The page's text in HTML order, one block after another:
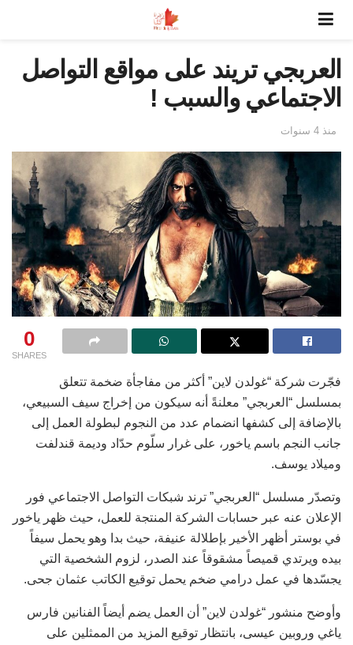
العربجي تريند على مواقع التواصل
الاجتماعي والسبب !
منذ 4 سنوات
0
SHARES
فجّرت شركة “غولدن لاين” أكثر من مفاجأة ضخمة تتعلق
بمسلسل “العربجي” معلنةً أنه سيكون من إخراج سيف السبيعي،
بالإضافة إلى كشفها انضمام عدد من النجوم لبطولة العمل إلى
جانب النجم باسم ياخور، على غرار سلّوم حدّاد وديمة قندلفت
وميلاد يوسف.
وتصدّر مسلسل “العربجي” ترند شبكات التواصل الاجتماعي فور
الإعلان عنه عبر حسابات الشركة المنتجة للعمل، حيث ظهر ياخور
في بوستر أظهر الأخير بإطلالة عنيفة، حيث بدا وهو يحمل سيفاً
بيده ويرتدي قميصاً مشقوقاً عند الصدر، لزوم الشخصية التي
يجسّدها في عمل درامي ضخم يحمل توقيع الكاتب عثمان جحى.
وأوضح منشور “غولدن لاين” أن العمل يضم أيضاً الفنانين فارس
ياغي وروبين عيسى، بانتظار توقيع المزيد من الممثلين على